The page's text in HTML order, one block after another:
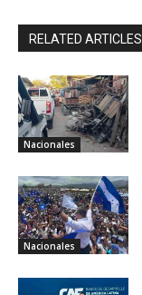
RELATED ARTICLES
Nacionales
Nacionales